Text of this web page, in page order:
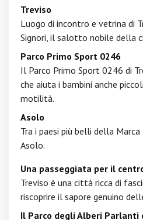
Treviso
Luogo di incontro e vetrina di
Signori, il salotto nobile della
Parco Primo Sport 0246
Il Parco Primo Sport 0246 di
che aiuta i bambini anche
motilità.
Asolo
Tra i paesi più belli della
Asolo.
Una passeggiata per il
Treviso è una città ricca di
riscoprire il sapore genuino
Il Parco degli Alberi Parlanti